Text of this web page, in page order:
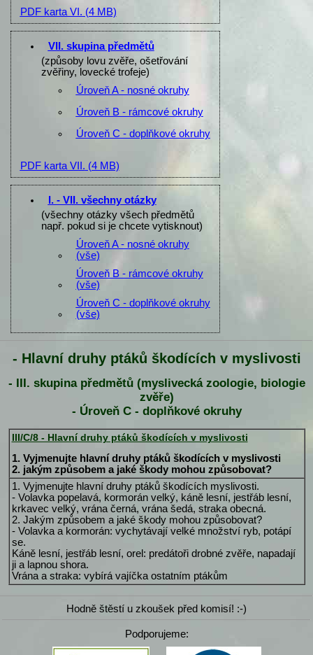
PDF karta VI. (4 MB)
VII. skupina předmětů
(způsoby lovu zvěře, ošetřování
zvěřiny, lovecké trofeje)
Úroveň A - nosné okruhy
Úroveň B - rámcové okruhy
Úroveň C - doplňkové okruhy
PDF karta VII. (4 MB)
I. - VII. všechny otázky
(všechny otázky všech předmětů
např. pokud si je chcete vytisknout)
Úroveň A - nosné okruhy
(vše)
Úroveň B - rámcové okruhy
(vše)
Úroveň C - doplňkové okruhy
(vše)
- Hlavní druhy ptáků škodících v myslivosti
- III. skupina předmětů (myslivecká zoologie, biologie
zvěře)
- Úroveň C - doplňkové okruhy
III/C/8 - Hlavní druhy ptáků škodících v myslivosti
1. Vyjmenujte hlavní druhy ptáků škodících v myslivosti
2. jakým způsobem a jaké škody mohou způsobovat?
1. Vyjmenujte hlavní druhy ptáků škodících myslivosti.
- Volavka popelavá, kormorán velký, káně lesní, jestřáb lesní,
krkavec velký, vrána černá, vrána šedá, straka obecná.
2. Jakým způsobem a jaké škody mohou způsobovat?
- Volavka a kormorán: vychytávají velké množství ryb, potápí
se.
Káně lesní, jestřáb lesní, orel: predátoři drobné zvěře, napadají
ji a lapnou shora.
Vrána a straka: vybírá vajíčka ostatním ptákům
Hodně štěstí u zkoušek před komisí! :-)
Podporujeme: